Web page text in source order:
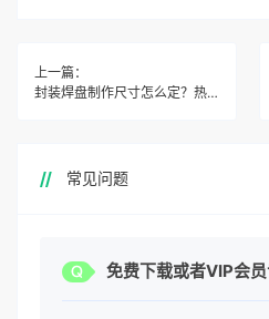
上一篇：
封装焊盘制作尺寸怎么定？热焊盘设计方法
常见问题